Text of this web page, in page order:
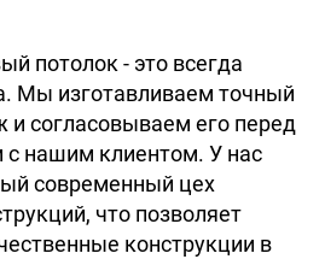
потолок - это всегда
Мы изготавливаем точный
и согласовываем его перед
с нашим клиентом. У нас
современный цех
что позволяет
конструкции в